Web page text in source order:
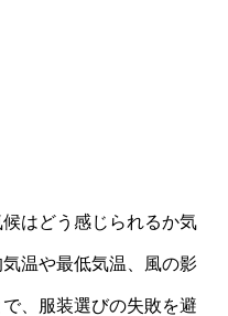
はどう感じられるか気
温や最低気温、風の影
、服装選びの失敗を避